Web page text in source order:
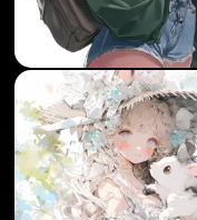
Cargando...